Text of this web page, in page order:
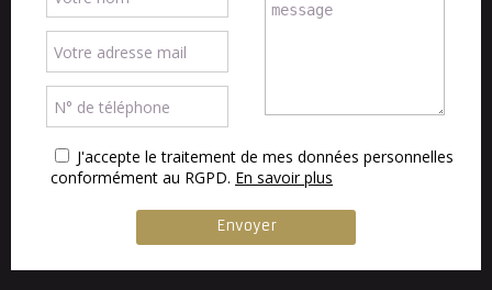
J'accepte le traitement de mes données personnelles
conformément au RGPD. En savoir plus